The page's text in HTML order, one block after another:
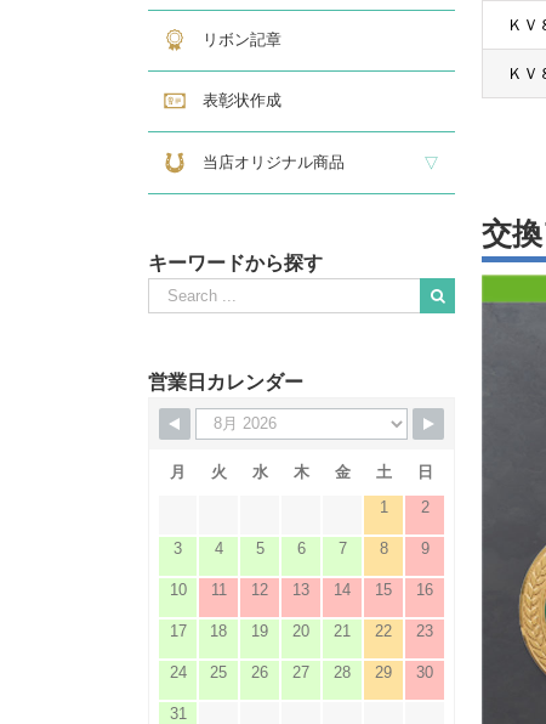
ＫＶ
ＫＶ
交
リボン記章
表彰状作成
当店オリジナル商品
キーワードから探す
Search
for:
When autocomplete results are available use up and
営業日カレンダー
月 火 水 木 金 土
日
1
2
3 4 5 6 7 8 9
10 11 12 13 14 15 16
17 18 19 20 21 22 23
24 25 26 27 28 29 30
31